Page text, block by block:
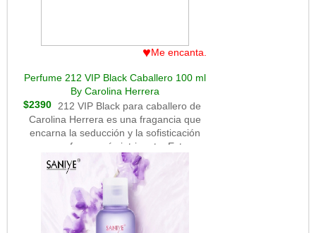
reproducir m?sica, controlar dispositivos
inteligentes del hogar y mucho m?
tama?o compacto, el Echo Pop ofrece
una calidad de sonido n?tida y clara,
ideal para escuchar m?sica, podcasts o
audiolibros. Puedes reproducir m?sica
desde servicios de streaming como
Amazon Music, Spotify
♥Me encanta.
Perfume 212 VIP Black Caballero 100 ml
By Carolina Herrera
$2390
212 VIP Black para caballero de
Carolina Herrera es una fragancia que
encarna la seducción y la sofisticación
en su forma más intrigante. Esta
creación de Carolina Herrera se
presenta en un frasco que refleja la
elegancia y la exclusividad que sugiere
su nombre.La apertura de 212 VIP Black
es como una entrada a una fiesta
nocturna exclusiva: notas cítricas y